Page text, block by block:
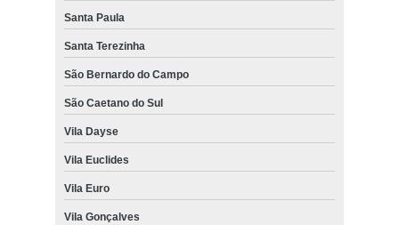
Santa Paula
Santa Terezinha
São Bernardo do Campo
São Caetano do Sul
Vila Dayse
Vila Euclides
Vila Euro
Vila Gonçalves